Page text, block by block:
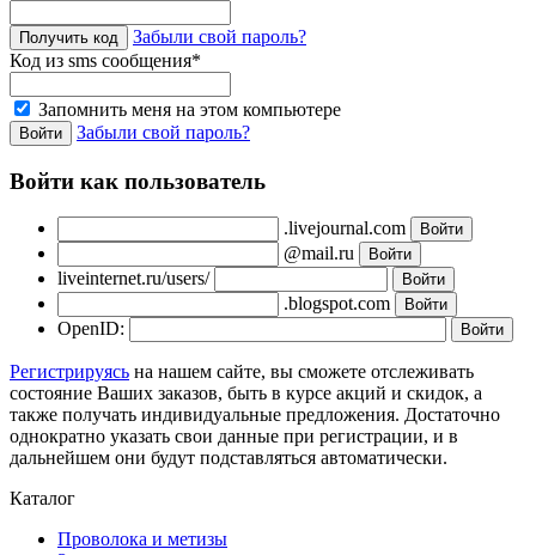
Забыли свой пароль?
Код из sms сообщения*
Запомнить меня на этом компьютере
Забыли свой пароль?
Войти как пользователь
.livejournal.com
@mail.ru
liveinternet.ru/users/
.blogspot.com
OpenID:
Регистрируясь на нашем сайте, вы сможете отслеживать
состояние Ваших заказов, быть в курсе акций и скидок, а
также получать индивидуальные предложения. Достаточно
однократно указать свои данные при регистрации, и в
дальнейшем они будут подставляться автоматически.
Каталог
Проволока и метизы